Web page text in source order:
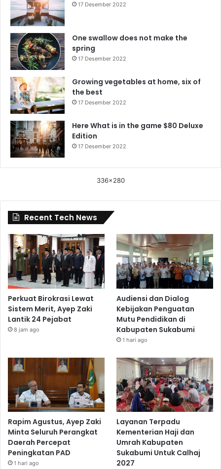
17 Desember 2022
One swallow does not make the
spring
17 Desember 2022
Growing vegetables at home, six of
the best
17 Desember 2022
Here What is in the game $80 Deluxe
Edition
17 Desember 2022
336x280
Recent Tech News
Perkuat Birokrasi Lewat
Sistem Merit, Ayep Zaki
Lantik 24 Pejabat
8 jam ago
Audiensi dan Dialog
Kebijakan Penguatan
Mutu Pendidikan di
Kabupaten Sukabumi
1 hari ago
Rapim Agustus, Ayep Zaki
Minta Seluruh Perangkat
Daerah Percepat
Peningkatan PAD
1 hari ago
Layanan Terpadu
Kementerian Haji dan
Umrah Kabupaten
Sukabumi Untuk Calhaj
2027